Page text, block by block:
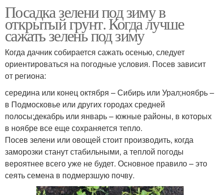
Посадка зелени под зиму в
открытый грунт. Когда лучше
сажать зелень под зиму
Когда дачник собирается сажать осенью, следует
ориентироваться на погодные условия. Посев зависит
от региона:
середина или конец октября – Сибирь или Урал;ноябрь –
в Подмосковье или других городах средней
полосы;декабрь или январь – южные районы, в которых
в ноябре все еще сохраняется тепло.
Посев зелени или овощей стоит производить, когда
заморозки станут стабильными, а теплой погоды
вероятнее всего уже не будет. Основное правило – это
сеять семена в подмерзшую почву.